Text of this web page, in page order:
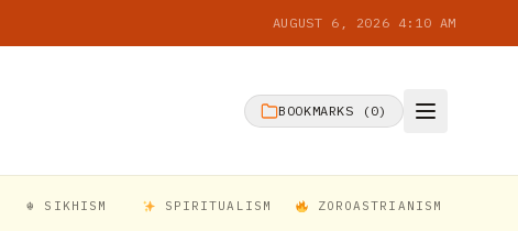
AUGUST 6, 2026 4:10 AM
BOOKMARKS ( 0)
☬ SIKHISM SPIRITUALISM ZOROASTRIANISM